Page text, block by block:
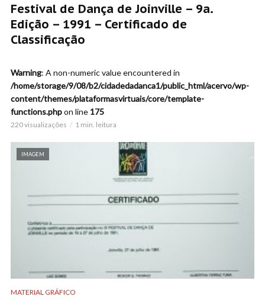
Festival de Dança de Joinville – 9a.
Edição – 1991 – Certificado de
Classificação
Warning: A non-numeric value encountered in
/home/storage/9/08/b2/cidadedadanca1/public_html/acervo/wp-
content/themes/plataformasvirtuais/core/template-
functions.phpon line 175
220 visualizações 1 min. leitura
IMAGEM
MATERIAL GRÁFICO